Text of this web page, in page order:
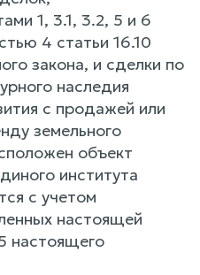
1, 3.1, 3.2, 5 и 6
4 статьи 16.10
закона, и сделки по
наследия
с продажей или
земельного
объект
института
с учетом
настоящей
настоящего